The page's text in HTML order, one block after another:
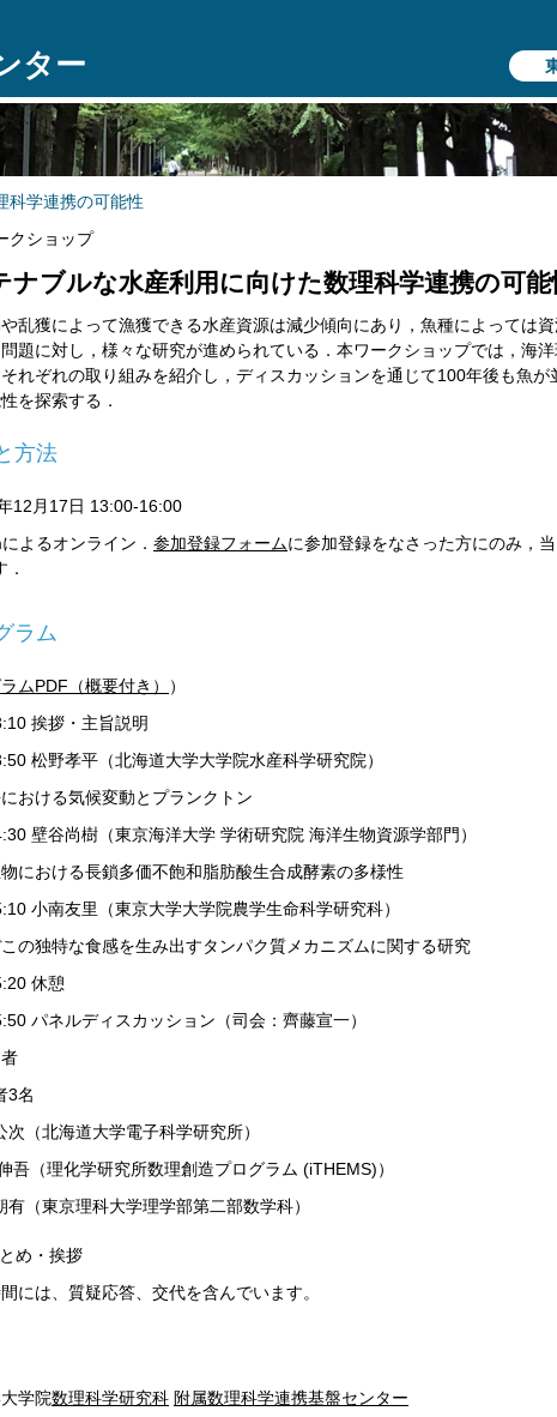
ター
科学連携の可能性
クショップ
ナブルな水産利用に向けた数理科学連携の可能
乱獲によって漁獲できる水産資源は減少傾向にあり， 魚種によっては
題に対し，様々な研究が進められている． 本ワークショップでは，海洋
れぞれの取り組みを紹介し， ディスカッションを通じて100年後も魚が
を探索する．
方法
12月17日 13:00-16:00
よるオンライン． 参加登録フォームに参加登録をなさった方にのみ，
．
ラム
ムPDF（概要付き）
）
挨拶・主旨説明
松野孝平（北海道大学大学院水産科学研究院）
おける気候変動とプランクトン
壁谷尚樹（東京海洋大学 学術研究院 海洋生物資源学部門）
における長鎖多価不飽和脂肪酸生合成酵素の多様性
小南友里（東京大学大学院農学生命科学研究科）
の独特な食感を生み出すタンパク質メカニズムに関する研究
休憩
パネルディスカッション（司会：齊藤宣一）
3名
次（北海道大学電子科学研究所）
吾（理化学研究所数理創造プログラム (iTHEMS)）
有（東京理科大学理学部第二部数学科）
め・挨拶
には、質疑応答、交代を含んでいます。
学院数理科学研究科 附属数理科学連携基盤センター